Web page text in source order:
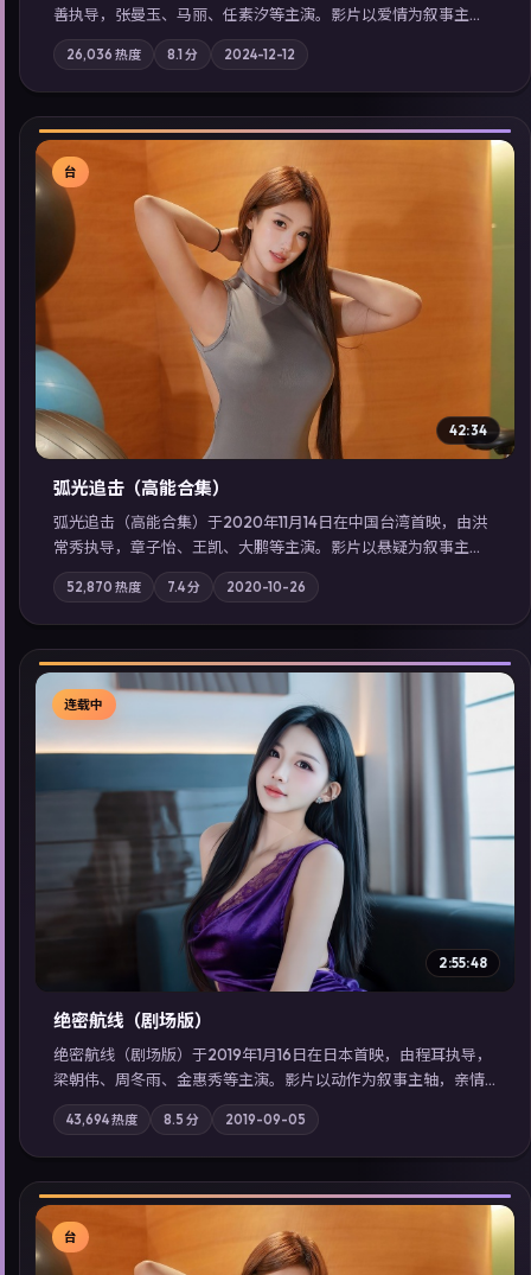
善执导，张曼玉、马丽、任素汐等主演。影片以爱情为叙事主
轴，记忆碎片重组后，主角发现自己从未活过“真实”的一天；摄
影与配乐强化地域气质；站内亦可通过「国产免费观看高清电视
剧在线看」延展检索同类型高分佳作，畅享高清在线追剧体验。
26,036 热度 8.1分 2024-12-12
▶
台
42:34
弧光追击（高能合集）
弧光追击（高能合集）于2020年11月14日在中国台湾首映，由洪
常秀执导，章子怡、王凯、大鹏等主演。影片以悬疑为叙事主
轴，科技与人性的边界在实验事故后逐渐模糊；摄影与配乐强化
地域气质；站内亦可通过「国产免费观看高清电视剧在线看」延
展检索同类型高分佳作，畅享高清在线追剧体验。
52,870 热度 7.4分 2020-10-26
▶
连载中
2:55:48
绝密航线（剧场版）
绝密航线（剧场版）于2019年1月16日在日本首映，由程耳执导，
梁朝伟、周冬雨、金惠秀等主演。影片以动作为叙事主轴，亲情
与职责必须在倒计时结束前做出抉择；摄影与配乐强化地域气
质；站内亦可通过「国产免费观看高清电视剧在线看」延展检索
同类型高分佳作，畅享高清在线追剧体验。
43,694热度 8.5 分 2019-09-05
台